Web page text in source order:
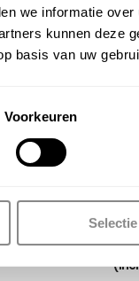
we informatie
kunnen deze
basis van uw
Voorkeuren
–
4